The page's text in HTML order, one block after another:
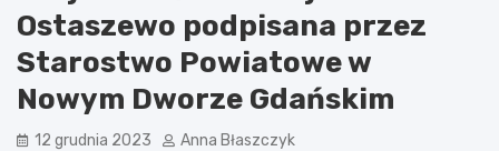
Ostaszewo podpisana przez
Starostwo Powiatowe w
Nowym Dworze Gdańskim
12 grudnia 2023 Anna Błaszczyk